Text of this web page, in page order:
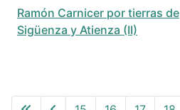
Ramón Carnicer por tierras de
Sigüenza y Atienza (II)